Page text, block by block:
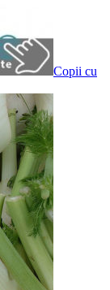
Copii cu